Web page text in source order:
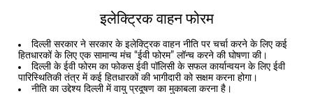
इलेक्ट्रिक वाहन फोरम
दिल्ली सरकार ने सरकार के इलेक्ट्रिक वाहन नीति पर चर्चा करने के लिए कई
हितधारकों के लिए एक सामान्य मंच “ईवी फोरम” लॉन्च करने की घोषणा की।
दिल्ली के ईवी फोरम का फोकस ईवी पॉलिसी के सफल कार्यान्वयन के लिए ईवी
पारिस्थितिकी तंत्र में कई हितधारकों की भागीदारी को सक्षम करना होगा।
नीति का उद्देश्य दिल्ली में वायु प्रदूषण का मुकाबला करना है।